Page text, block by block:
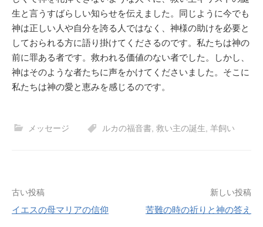
生と言うすばらしい知らせを伝えました。同じように今でも
神は正しい人や自分を誇る人ではなく、神様の助けを必要と
しておられる方に語り掛けてくださるのです。私たちは神の
前に罪ある者です。救われる価値のない者でした。しかし、
神はそのような者たちに声をかけてくださいました。そこに
私たちは神の愛と恵みを感じるのです。
メッセージ ルカの福音書 救い主の誕生 羊飼い
投
稿
古い投稿
イエスの母マリアの信仰
新しい投稿
苦難の時の祈りと神の答え